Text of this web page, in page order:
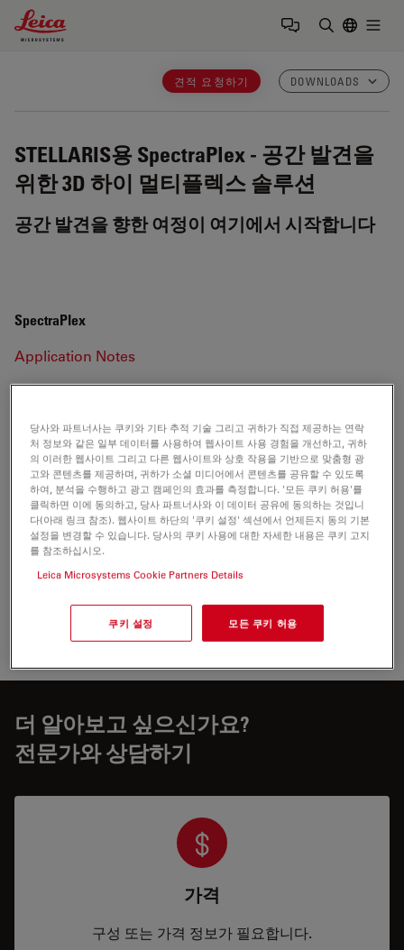
Leica Microsystems Logo
견적 요청하기 DOWNLOADS
STELLARIS용 SpectraPlex - 공간 발견을
위한 3D 하이 멀티플렉스 솔루션
공간 발견을 향한 여정이 여기에서 시작합니다
SpectraPlex
Application Notes
SpectraPlex
APPLICATION NOTES
App Note - 3D-Tissue Microenvironment
DOWNLOAD
더 알아보고 싶으신가요?
전문가와 상담하기
가격
구성 또는 가격 정보가 필요합니다.
당사와 파트너사는 쿠키와 기타 추적 기술 그리고 귀하가 직접 제공하는 연락
처 정보와 같은 일부 데이터를 사용하여 웹사이트 사용 경험을 개선하고, 귀하
의 이러한 웹사이트 그리고 다른 웹사이트와 상호 작용을 기반으로 맞춤형 광
고와 콘텐츠를 제공하며, 귀하가 소셜 미디어에서 콘텐츠를 공유할 수 있도록
하여, 분석을 수행하고 광고 캠페인의 효과를 측정합니다. '모든 쿠키 허용'를
클릭하면 이에 동의하고, 당사 파트너사와 이 데이터 공유에 동의하는 것입니
다(아래 링크 참조). 웹사이트 하단의 '쿠키 설정' 섹션에서 언제든지 동의 기본
설정을 변경할 수 있습니다. 당사의 쿠키 사용에 대한 자세한 내용은 쿠키 고지
를 참조하십시오.
Leica Microsystems Cookie Partners Details
쿠키 설정 모든 쿠키 허용